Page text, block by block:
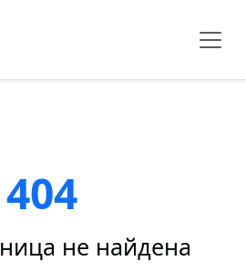
404
не найдена